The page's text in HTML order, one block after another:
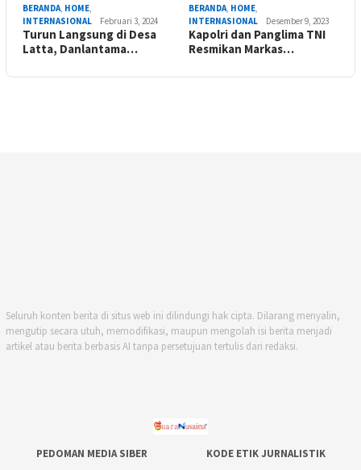
BERANDA, HOME,
INTERNASIONAL
Februari 3, 2024
Turun Langsung di Desa
Latta, Danlantama…
BERANDA, HOME,
INTERNASIONAL
Desember 9, 2023
Kapolri dan Panglima TNI
Resmikan Markas…
Seluruh konten berita di situs web ini dilindungi hak cipta. Dilarang menyalin,
mengutip secara utuh, memodifikasi, maupun mengolah isi berita menjadi
artikel atau berita berbasis AI tanpa persetujuan tertulis dari redaksi.
PEDOMAN MEDIA SIBER
KODE ETIK JURNALISTIK